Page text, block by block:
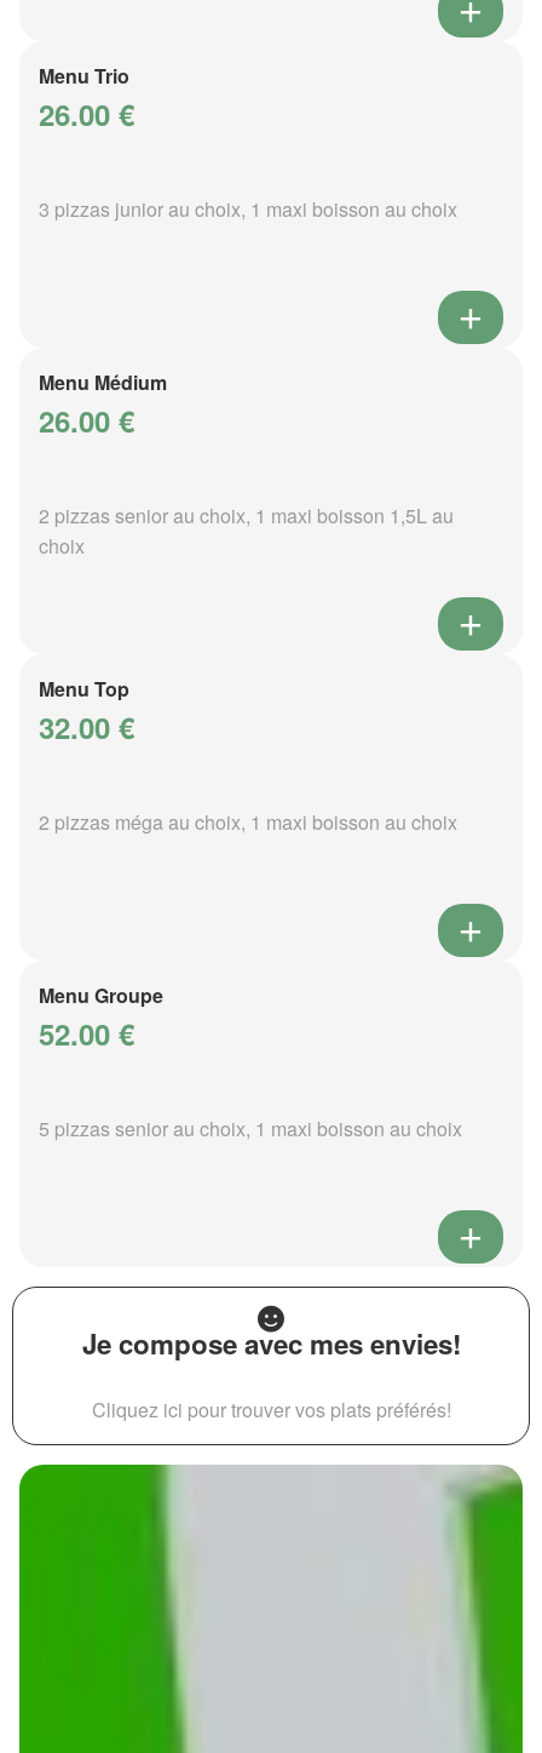
Menu Trio
26.00 €
3 pizzas junior au choix, 1 maxi boisson au choix
Menu Médium
26.00 €
2 pizzas senior au choix, 1 maxi boisson 1,5L au
choix
Menu Top
32.00 €
2 pizzas méga au choix, 1 maxi boisson au choix
Menu Groupe
52.00 €
5 pizzas senior au choix, 1 maxi boisson au choix
Je compose avec mes envies!
Cliquez ici pour trouver vos plats préférés!